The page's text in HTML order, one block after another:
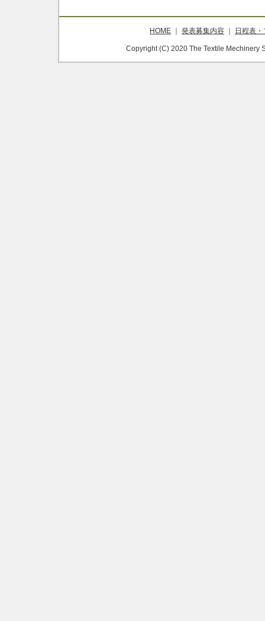
HOME 発表募集内容 日程表
Copyright (C) 2020 The Textile